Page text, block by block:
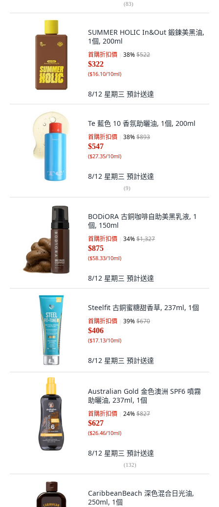
(83)
SUMMER HOLIC In&Out 鍛鍊美黑油,
1個, 200ml
首購折扣價 38%$522
$322
($16.10/10ml)
8/12 星期三 預計送達
Te 藍色 10 香氛助曬油, 1個, 200ml
首購折扣價 38%$893
$547
($27.35/10ml)
8/12 星期三 預計送達
(9)
BODiORA 古銅咖啡自助美黑乳液, 1
個, 150ml
首購折扣價 34%$1,327
$875
($58.33/10ml)
8/12 星期三 預計送達
Steelfit 古銅蜜糖甜香草, 237ml, 1個
首購折扣價 39%$670
$406
($17.13/10ml)
8/12 星期三 預計送達
Australian Gold 金色澳洲 SPF6 噴霧
助曬油, 237ml, 1個
首購折扣價 24%$827
$627
($26.46/10ml)
8/12 星期三 預計送達
(132)
CaribbeanBeach 深色混合日光油,
250ml, 1個